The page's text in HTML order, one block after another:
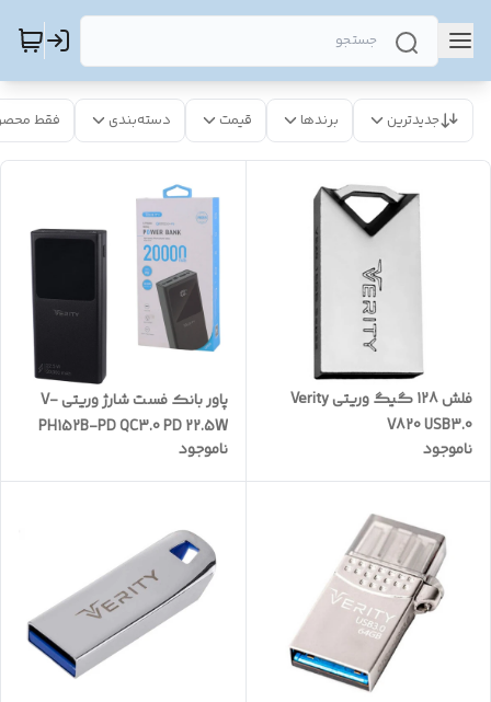
جدیدترین برندها قیمت دسته‌بندی فقط
فلش 128 گیگ وریتی Verity
V820 USB3.0
ناموجود
پاور بانک فست شارژ وریتی V-
PH152B-PD QC3.0 PD 22.5W
ظرفیت 20000 میلی آمپر ساعت
ناموجود